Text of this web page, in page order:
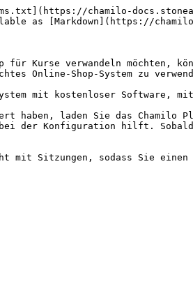
chamilo-
as [Markdown](https://
für Kurse verwandeln möchten,
Online-Shop-System zu
mit kostenloser Software,
laden Sie das Chamilo
der Konfiguration hilft.
mit Sitzungen, sodass Sie